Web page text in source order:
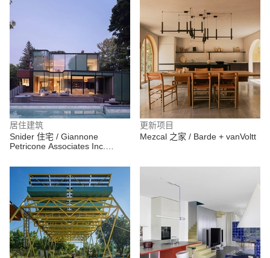
居住建筑
Snider 住宅 / Giannone
Petricone Associates Inc.
更新项目
Mezcal 之家 / Barde + vanVoltt